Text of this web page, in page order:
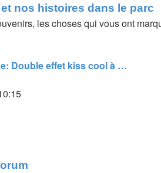
nos histoires dans le parc
les choses qui vous ont
Double effet kiss cool à …